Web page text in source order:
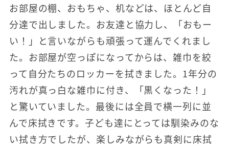
お部屋の棚、おもちゃ、机などは、ほとんど自
分達で出しました。お友達と協力し、「おもー
い！」と言いながらも頑張って運んでくれまし
た。お部屋が空っぽになってからは、雑巾を絞
って自分たちのロッカーを拭きました。1年分の
汚れが真っ白な雑巾に付き、「黒くなった！」
と驚いていました。最後には全員で横一列に並
んで床拭きです。子ども達にとっては馴染みのな
い拭き方でしたが、楽しみながらも真剣に床拭